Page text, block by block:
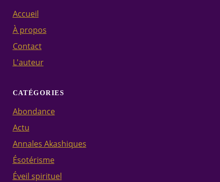
Accueil
À propos
Contact
L'auteur
CATÉGORIES
Abondance
Actu
Annales Akashiques
Ésotérisme
Éveil spirituel